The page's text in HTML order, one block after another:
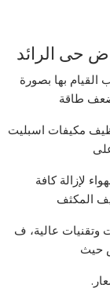
حى الرائد
القيام بها بصورة
طاقة
مكيفات اسبليت
لإزالة كافة
المكثف
وتقنيات عالية، ف
حيث